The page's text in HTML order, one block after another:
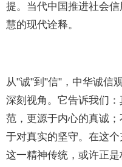
提。当代中国推进社会
慧的现代诠释。
从"诚"到"信"，中华诚信
深刻视角。它告诉我们
范，更源于内心的真诚
于对真实的坚守。在这
这一精神传统，或许正